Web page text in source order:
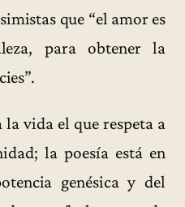
que “el amor es
para obtener la
vida el que respeta a
la poesía está en
genésica y del